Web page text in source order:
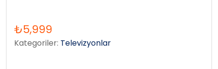
₺5,999
Kategoriler: Televizyonlar